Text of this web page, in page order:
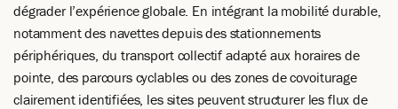
dégrader l’expérience globale. En intégrant la mobilité durable,
notamment des navettes depuis des stationnements
périphériques, du transport collectif adapté aux horaires de
pointe, des parcours cyclables ou des zones de covoiturage
clairement identifiées, les sites peuvent structurer les flux de